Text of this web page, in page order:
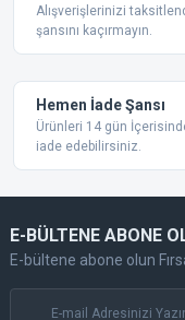
Alışverişlerinizi
şansını kaçırmayın.
Hemen İade Şansı
Ürünleri 14 gün
iade edebilirsiniz.
E-BÜLTENE ABONE
E-bültene abone olun